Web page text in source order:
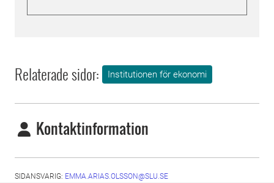
Relaterade sidor: Institutionen för ekonomi
Kontaktinformation
SIDANSVARIG: EMMA.ARIAS.OLSSON@SLU.SE